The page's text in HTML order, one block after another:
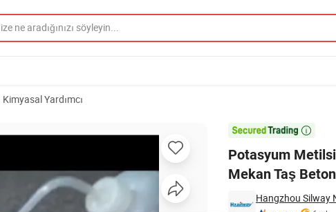
Kimyasal Yardımcı

Potasyum
Mekan Taş
Hangzhou Silway